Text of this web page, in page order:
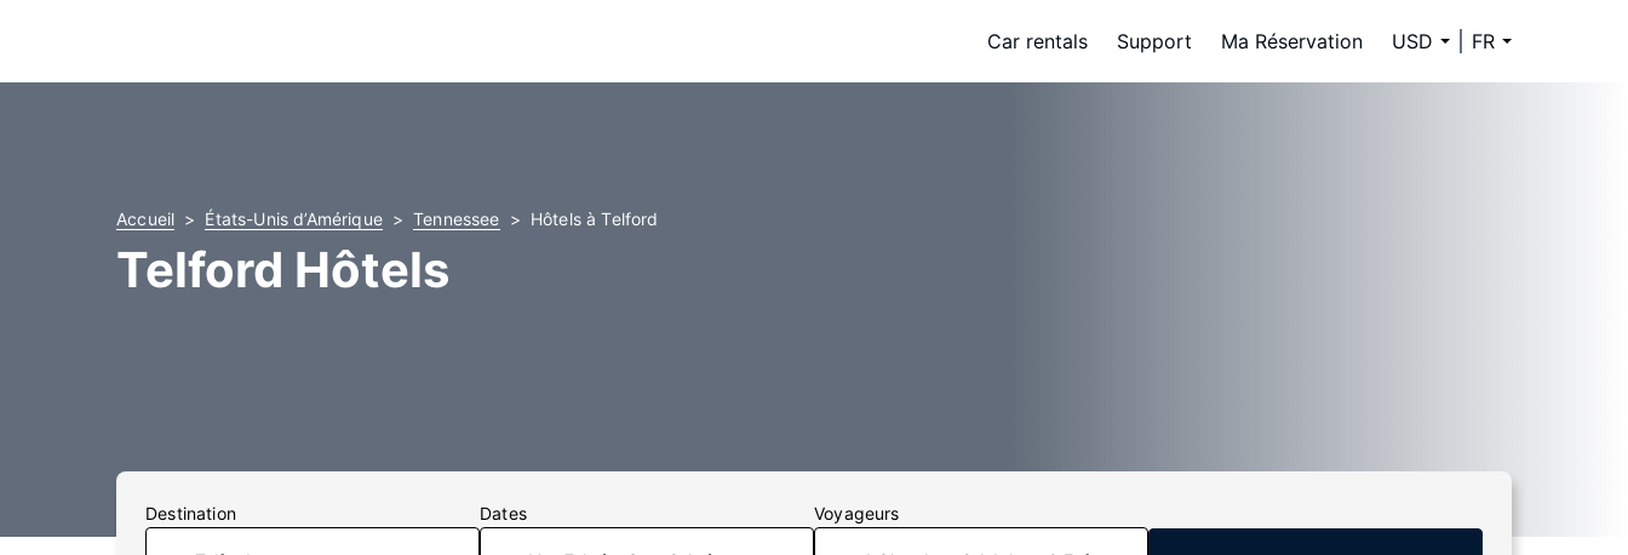
Car rentals Support Ma Réservation USD FR
Accueil États-Unis d’Amérique Tennessee Hôtels à Telford
Telford Hôtels
Destination Dates Voyageurs